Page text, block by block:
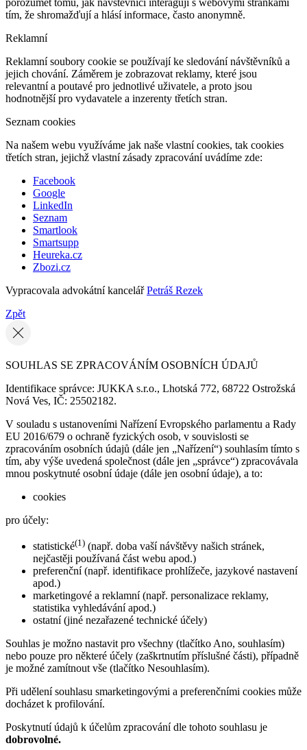
porozumět tomu, jak návštěvníci interagují s webovými stránkami
tím, že shromažďují a hlásí informace, často anonymně.
Reklamní
Reklamní soubory cookie se používají ke sledování návštěvníků a
jejich chování. Záměrem je zobrazovat reklamy, které jsou
relevantní a poutavé pro jednotlivé uživatele, a proto jsou
hodnotnější pro vydavatele a inzerenty třetích stran.
Seznam cookies
Na našem webu využíváme jak naše vlastní cookies, tak cookies
třetích stran, jejichž vlastní zásady zpracování uvádíme zde:
Facebook
Google
LinkedIn
Seznam
Smartlook
Smartsupp
Heureka.cz
Zbozi.cz
Vypracovala advokátní kancelářPetráš Rezek
Zpět
SOUHLAS SE ZPRACOVÁNÍM OSOBNÍCH ÚDAJŮ
Identifikace správce: JUKKA s.r.o., Lhotská 772, 68722 Ostrožská
Nová Ves, IČ: 25502182.
V souladu s ustanoveními Nařízení Evropského parlamentu a Rady
EU 2016/679 o ochraně fyzických osob, v souvislosti se
zpracováním osobních údajů (dále jen „Nařízení“) souhlasím tímto s
tím, aby výše uvedená společnost (dále jen „správce“) zpracovávala
mnou poskytnuté osobní údaje (dále jen osobní údaje), a to:
cookies
pro účely:
statistické(1) (např. doba vaší návštěvy našich stránek,
nejčastěji používaná část webu apod.)
preferenční (např. identifikace prohlížeče, jazykové nastavení
apod.)
marketingové a reklamní (např. personalizace reklamy,
statistika vyhledávání apod.)
ostatní (jiné nezařazené technické účely)
Souhlas je možno nastavit pro všechny (tlačítko Ano, souhlasím)
nebo pouze pro některé účely (zaškrtnutím příslušné části), případně
je možné zamítnout vše (tlačítko Nesouhlasím).
Při udělení souhlasu smarketingovými a preferenčními cookies může
docházet k profilování.
Poskytnutí údajů k účelům zpracování dle tohoto souhlasu je
dobrovolné.